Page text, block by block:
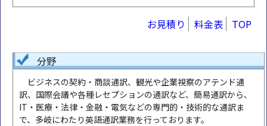
お見積り 料金表 TOP
分野
ビジネスの契約・商談通訳、観光や企業視察のアテンド通
訳、国際会議や各種レセプションの通訳など、簡易通訳から、
IT・医療・法律・金融・電気などの専門的・技術的な通訳ま
で、多岐にわたり英語通訳業務を行っております。